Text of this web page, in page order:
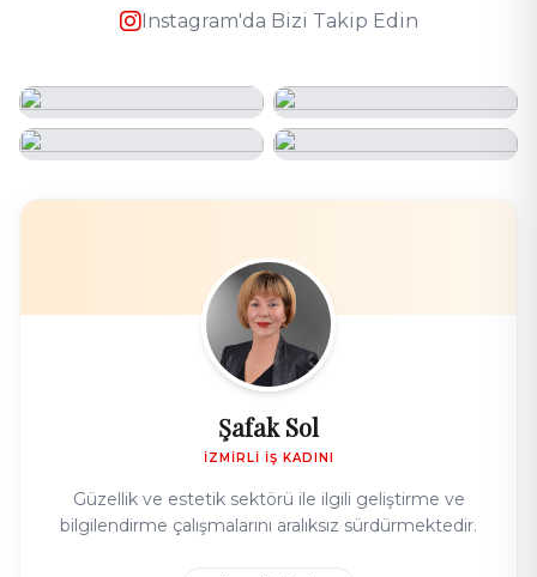
Şafak Sol
İZMIRLI İŞ KADINI
Güzellik ve estetik sektörü ile ilgili geliştirme ve
bilgilendirme çalışmalarını aralıksız sürdürmektedir.
Instagram'da Bizi Takip Edin